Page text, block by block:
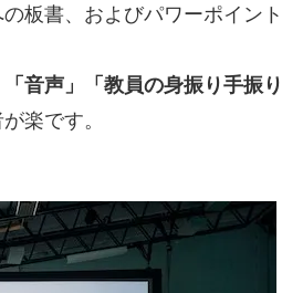
板書、およびパワーポイン
音声」「教員の身振り手振
楽です。